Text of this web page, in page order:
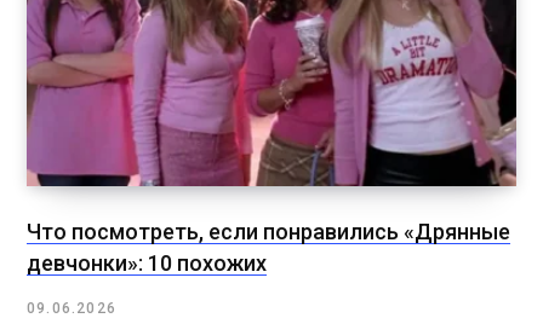
Что посмотреть, если понравились «Дрянные
девчонки»: 10 похожих
09.06.2026